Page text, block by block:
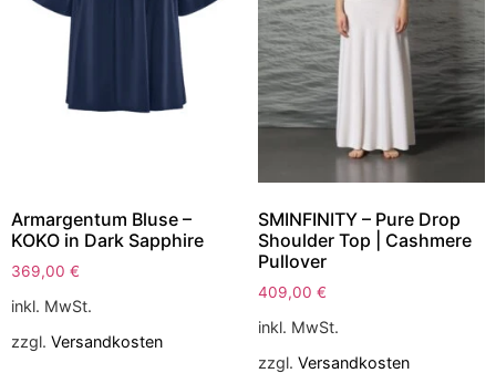
Armargentum Bluse –
KOKO in Dark Sapphire
369,00 €
inkl. MwSt.
zzgl. Versandkosten
SMINFINITY – Pure Drop
Shoulder Top | Cashmere
Pullover
409,00 €
inkl. MwSt.
zzgl. Versandkosten